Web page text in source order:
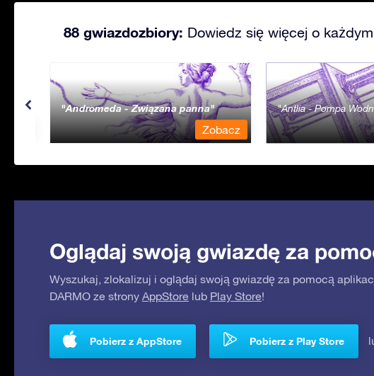
88 gwiazdozbiory: Dowiedz się więcej o
Andromeda - Związana panna
Zobacz
Antlia - Pompa
Oglądaj swoją gwiazdę za
Wyszukaj, zlokalizuj i oglądaj swoją gwiazdę za pomocą
DARMO ze strony AppStore lub Play Store!
Pobierz z AppStore Pobierz z Play Store